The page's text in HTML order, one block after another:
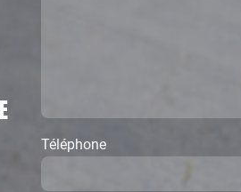
Téléphone